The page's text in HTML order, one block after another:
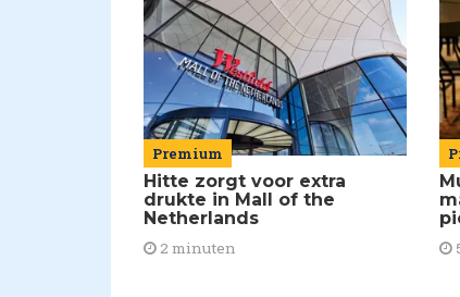
Premium
Hitte zorgt voor extra
drukte in Mall of the
Netherlands
2 minuten